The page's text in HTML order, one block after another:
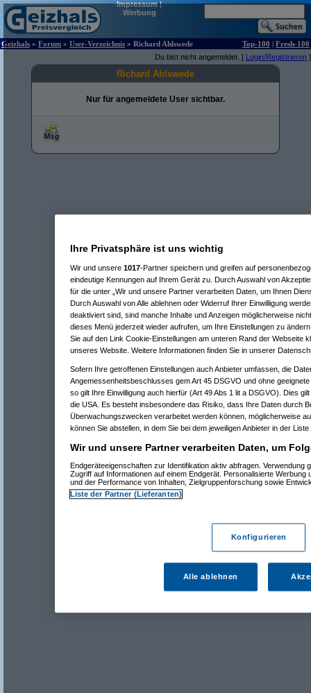
Impressum|
Werbung
Geizhals » Forum » User-Verzeichnis » Richard Ahlswede Top-100 | Fresh-100
Du bist nicht angemeldet. [ Login/Registrieren ]
Richard Ahlswede
Nur für angemeldete User sichtbar.
Ihre Privatsphäre ist uns wichtig
Wir und unsere 1017-Partner speichern und greifen auf
eindeutige Kennungen auf Ihrem Gerät zu. Durch Auswahl von
für die unter „Wir und unsere Partner verarbeiten Daten, um Ihnen
Durch Auswahl von Alle ablehnen oder Widerruf Ihrer Einwilligung
deaktiviert sind, sind manche Inhalte und Anzeigen möglicherweise
dieses Menü jederzeit wieder aufrufen, um Ihre Einstellungen zu
Sie auf den Link Cookie-Einstellungen am unteren Rand der Webseite
unseres Website. Weitere Informationen finden Sie in unserer
Sofern Ihre getroffenen Einstellungen auch Anbieter umfassen, die
Angemessenheitsbeschlusses gem Art 45 DSGVO und ohne
so gilt Ihre Einwilligung auch hierfür (Art 49 Abs 1 lit a DSGVO). Dies
die USA. Es besteht insbesondere das Risiko, dass Ihre Daten durch
Überwachungszwecken verarbeitet werden können, möglicherweise
können Sie abstellen, in dem Sie bei dem jeweiligen Anbieter in der
Wir und unsere Partner verarbeiten Daten, um
Endgeräteeigenschaften zur Identifikation aktiv abfragen. Verwendung
Zugriff auf Informationen auf einem Endgerät. Personalisierte Werbung
und der Performance von Inhalten, Zielgruppenforschung sowie
Liste der Partner (Lieferanten)
Konfigurieren
Alle ablehnen